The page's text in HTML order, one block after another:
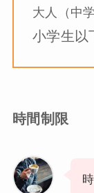
大人（中
小学生以
時間制限